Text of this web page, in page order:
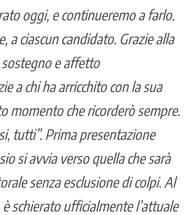
oggi, e continueremo a farlo.
a ciascun candidato. Grazie alla
e affetto
a chi ha arricchito con la sua
momento che ricorderò sempre.
tutti”. Prima presentazione
si avvia verso quella che sarà
senza esclusione di colpi. Al
schierato ufficialmente l’attuale